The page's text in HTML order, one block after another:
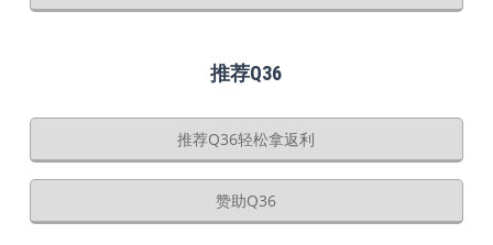
推荐Q36
推荐Q36轻松拿返利
赞助Q36